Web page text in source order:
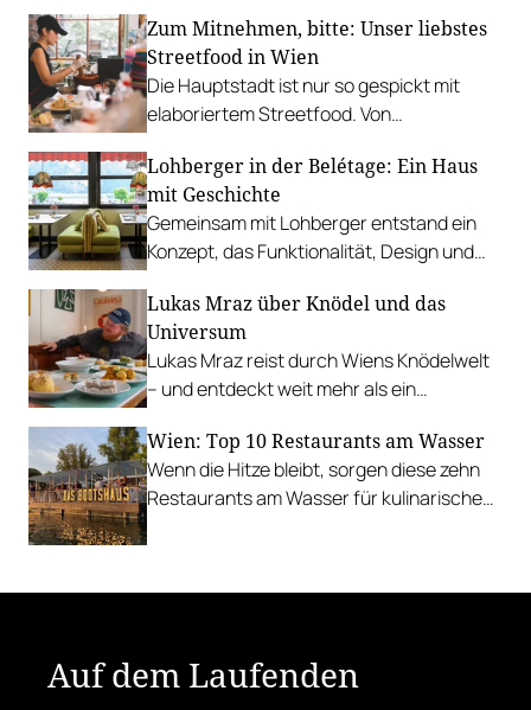
besonders.
Zum Mitnehmen, bitte: Unser liebstes
Streetfood in Wien
Die Hauptstadt ist nur so gespickt mit
elaboriertem Streetfood. Von
Tacos bis hin zu syrischer Marktküche.
Lohberger in der Belétage: Ein Haus
mit Geschichte
Gemeinsam mit Lohberger entstand ein
Konzept, das Funktionalität, Design und
Lukas Mraz über Knödel und das
Universum
Lukas Mraz reist durch Wiens Knödelwelt
– und entdeckt weit mehr als ein
Wien: Top 10 Restaurants am Wasser
Wenn die Hitze bleibt, sorgen diese zehn
Restaurants am Wasser für kulinarische
Auf dem Laufenden